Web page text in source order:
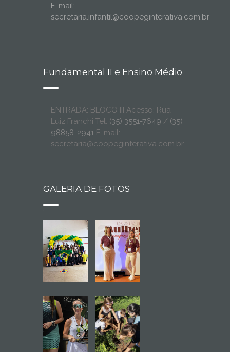
E-mail:
secretaria.infantil@coopeginterativa.com.br
Fundamental II e Ensino Médio
ENTRADA: BLOCO III Acesso: Rua
Luiz Franchi Tel: (35) 3551-7649 / (35)
98858-2941 E-mail:
secretaria@coopeginterativa.com.br
GALERIA DE FOTOS